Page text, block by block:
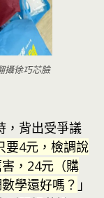
攝徐巧芯臉
，背出受爭議
要4元，檢調說
，24元（購
學還好嗎？ 」